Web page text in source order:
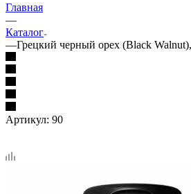
Главная
—
Каталог
—Грецкий черный орех (Black
Артикул: 90